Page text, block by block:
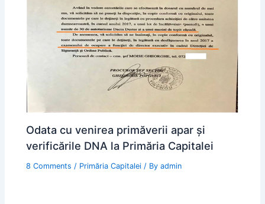
Odata cu venirea primăverii apar şi
verificările DNA la Primăria Capitalei
8 Comments / Primăria Capitalei / Byadmin